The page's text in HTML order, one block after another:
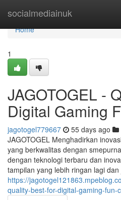
socialmediainuk
Home
Home
1
JAGOTOGEL -
Digital Gaming
jagotogel779667 55 days ago
JAGOTOGEL Menghadirkan
yang berkwalitas dengan
dengan teknologi terbaru dan
tampilan yang lebih ringan lagi dan
https://
quality-best-for-digital-gaming-fun-